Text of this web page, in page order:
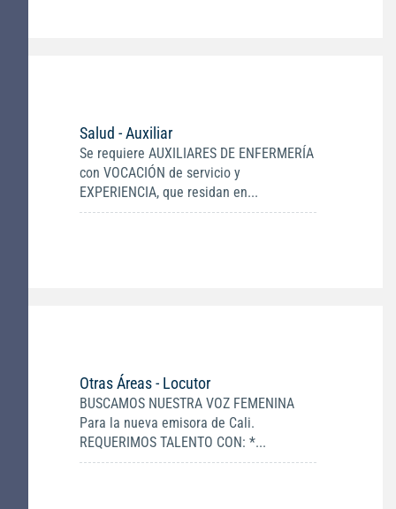
Salud - Auxiliar
Se requiere AUXILIARES DE ENFERMERÍA
con VOCACIÓN de servicio y
EXPERIENCIA, que residan en...
Otras Áreas - Locutor
BUSCAMOS NUESTRA VOZ FEMENINA
Para la nueva emisora de Cali.
REQUERIMOS TALENTO CON: *...